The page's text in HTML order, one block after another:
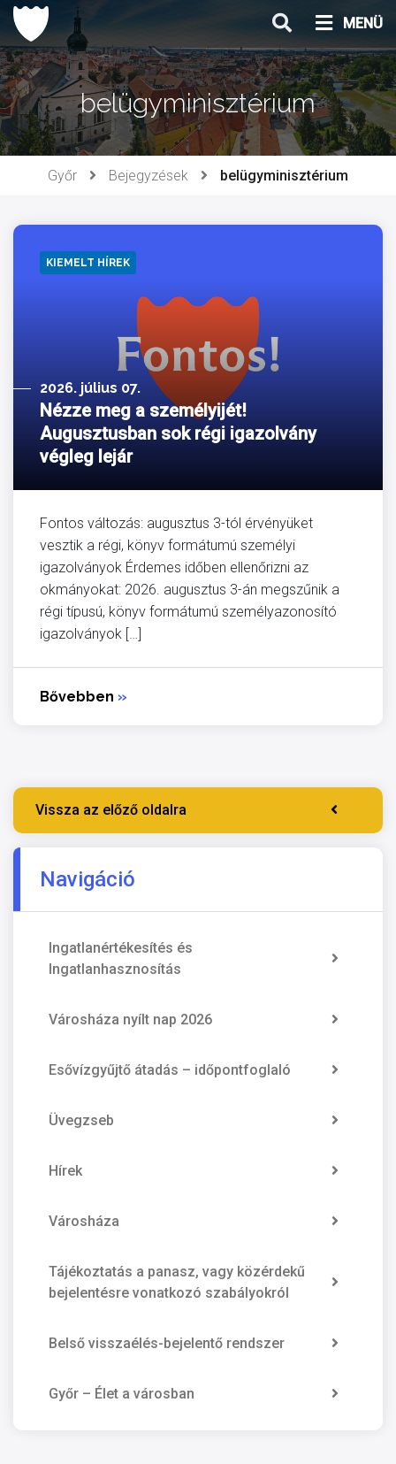
Ugrás
tartalomhoz
MENÜ
belügyminisztérium
Győr Bejegyzések belügyminisztérium
KIEMELT HÍREK
2026. július 07.
Nézze meg a személyijét!
Augusztusban sok régi igazolvány
végleg lejár
Fontos változás: augusztus 3-tól érvényüket
vesztik a régi, könyv formátumú személyi
igazolványok Érdemes időben ellenőrizni az
okmányokat: 2026. augusztus 3-án megszűnik a
régi típusú, könyv formátumú személyazonosító
igazolványok […]
Bővebben »
Vissza az előző oldalra
Navigáció
Ingatlanértékesítés és
Ingatlanhasznosítás
Városháza nyílt nap 2026
Esővízgyűjtő átadás – időpontfoglaló
Üvegzseb
Hírek
Városháza
Tájékoztatás a panasz, vagy közérdekű
bejelentésre vonatkozó szabályokról
Belső visszaélés-bejelentő rendszer
Győr – Élet a városban